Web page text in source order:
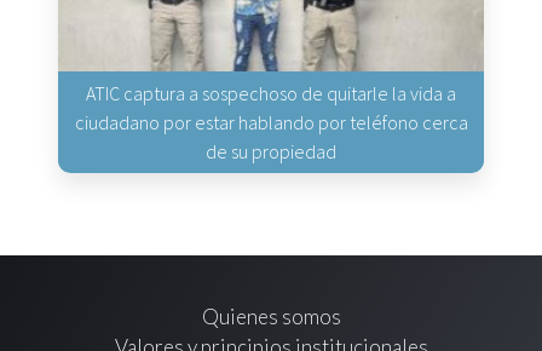
ATIC captura a sospechoso de quitarle la vida a
ciudadano por estar hablando por teléfono cerca
de su propiedad
Quienes somos